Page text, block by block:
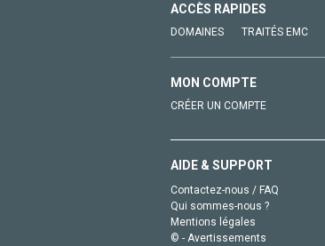
ACCÈS RAPIDES
DOMAINES TRAITÉS EMC
MON COMPTE
CRÉER UN COMPTE
AIDE & SUPPORT
Contactez-nous / FAQ
Qui sommes-nous ?
Mentions légales
© - Avertissements